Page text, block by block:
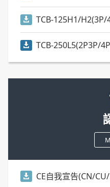
TCB-125H1/H2(3P/
TCB-250L5(2P3P/